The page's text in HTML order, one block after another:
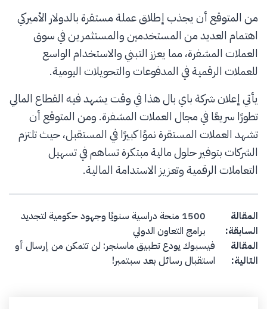
من المتوقع أن يجذب إطلاق عملة مستقرة بالدولار الأميركي
اهتمام العديد من المستخدمين والمستثمرين في سوق
العملات المشفرة، مما يعزز التبني والاستخدام الواسع
للعملات الرقمية في المدفوعات والتحويلات اليومية.
يأتي إعلان شركة باي بال هذا في وقت يشهد فيه القطاع المالي
تطورًا سريعًا في مجال العملات المشفرة. ومن المتوقع أن
تشهد العملات المستقرة نموًا كبيرًا في المستقبل، حيث تلتزم
الشركات بتوفير حلول مالية مبتكرة تساهم في تسهيل
التعاملات الرقمية وتعزيز الاستدامة المالية.
Post navigation
المقالة
السابقة:
1500 منحة دراسية سنويًا وجهود حكومية لتجديد
برامج التعاون الدولي
المقالة
التالية:
فيسبوك يودع تطبيق ماسنجر: لن تتمكن من إرسال أو
استقبال رسائل بعد سبتمبر!